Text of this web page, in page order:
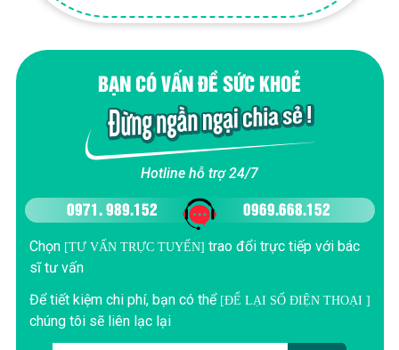
BẠN CÓ VẤN ĐỀ SỨC KHOẺ
Hotline hỗ trợ 24/7
0971. 989.152 0969.668.152
Chọn [TƯ VẤN TRỰC TUYẾN] trao đổi trực tiếp với bác
sĩ tư vấn
Để tiết kiệm chi phí, bạn có thể [ĐỂ LẠI SỐ ĐIỆN THOẠI ]
chúng tôi sẽ liên lạc lại